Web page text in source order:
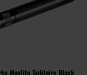
Maglite Solitaire Black